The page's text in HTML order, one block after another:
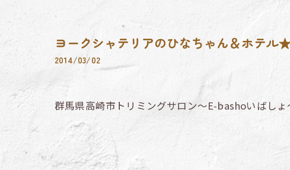
ヨークシャテリアのひなちゃん＆ホテ
2014/03/02
群馬県高崎市トリミングサロン～E-bashoいばしょ